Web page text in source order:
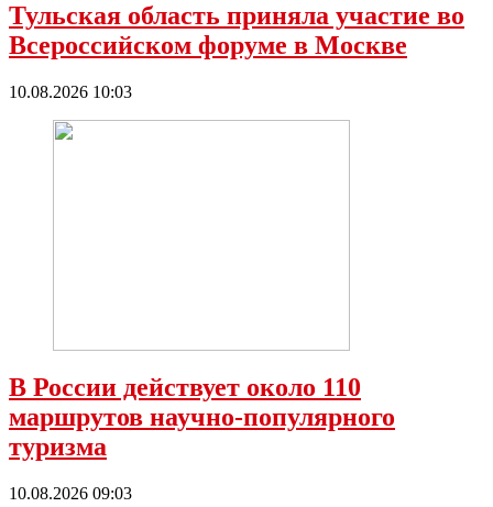
Тульская область приняла участие во
Всероссийском форуме в Москве
10.08.2026 10:03
В России действует около 110
маршрутов научно-популярного
туризма
10.08.2026 09:03